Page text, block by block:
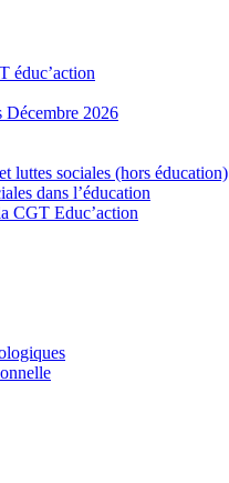
éduc’action
Décembre 2026
luttes sociales (hors éducation)
dans l’éducation
CGT Educ’action